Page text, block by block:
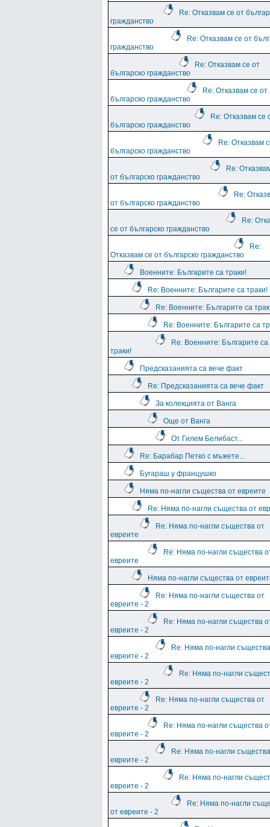
Re: Отказвам се от
гражданство
Re: Отказвам се от
гражданство
Re: Отказвам се от
българско гражданство
Re: Отказвам се от
българско гражданство
Re: Отказвам се
българско гражданство
Re: Отказвам
българско гражданство
Re:
от българско гражданство
Re:
от българско гражданство
Re:
се от българско гражданство
Re:
Отказвам се от българско гражданство
Военните: Българите са траки!
Re: Военните: Българите са траки!
Re: Военните: Българите са
Re: Военните: Българите са
Re: Военните: Българите са
траки!
Предсказанията са вече факт
Re: Предсказанията са вече факт
За колекцията от Ванга
Още от Ванга
От Гилем Белибаст...
Re: Барабар Петко с мъжете...
Бугараш у францушко
Няма по-нагли същества от евреите
Re: Няма по-нагли същества от
Re: Няма по-нагли същества от
евреите
Re: Няма по-нагли същества
евреите
Няма по-нагли същества от
Re: Няма по-нагли същества от
евреите - 2
Re: Няма по-нагли същества
евреите - 2
Re: Няма по-нагли
евреите - 2
Re: Няма по-нагли
евреите - 2
Re: Няма по-нагли същества от
евреите - 2
Re: Няма по-нагли същества
евреите - 2
Re: Няма по-нагли
евреите - 2
Re: Няма по-нагли
евреите - 2
Re: Няма по-нагли
от евреите - 2